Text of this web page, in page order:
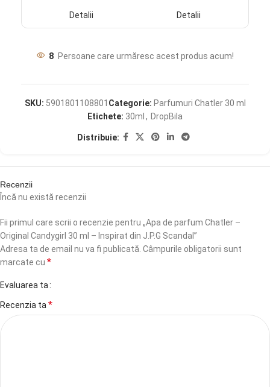
Detalii Detalii
8 Persoane care urmăresc acest produs acum!
SKU: 5901801108801 Categorie: Parfumuri Chatler 30 ml
Etichete: 30ml , DropBila
Distribuie:
Recenzii
Încă nu există recenzii
Fii primul care scrii o recenzie pentru „Apa de parfum Chatler –
Original Candygirl 30 ml – Inspirat din J.P.G Scandal”
Adresa ta de email nu va fi publicată. Câmpurile obligatorii sunt
marcate cu *
Evaluarea ta
Recenzia ta*